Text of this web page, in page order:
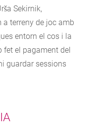
Sekirnik,
terreny de joc amb
entorn el cos i la
fet el pagament del
guardar sessions